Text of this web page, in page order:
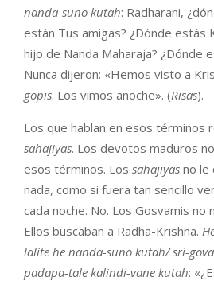
nanda-suno kutah: Radharani,
están Tus amigas? ¿Dónde estás
hijo de Nanda Maharaja? ¿Dónde
Nunca dijeron: «Hemos visto a
gopis. Los vimos anoche». (Risas).
Los que hablan en esos términos
sahajiyas. Los devotos maduros
esos términos. Los sahajiyas no le
nada, como si fuera tan sencillo
cada noche. No. Los Gosvamis no
Ellos buscaban a Radha-Krishna.
lalite he nanda-suno kutah/ sri-
padapa-tale kalindi-vane kutah: